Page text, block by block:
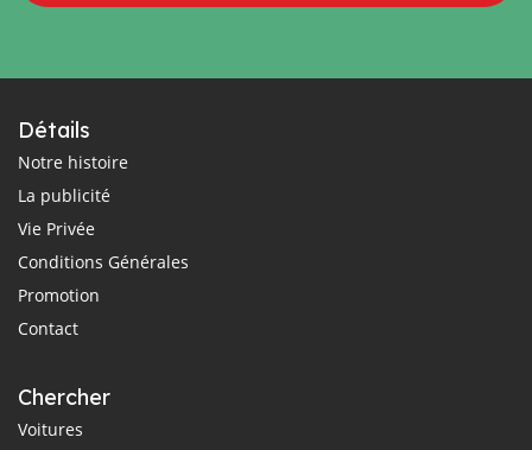
Détails
Notre histoire
La publicité
Vie Privée
Conditions Générales
Promotion
Contact
Chercher
Voitures